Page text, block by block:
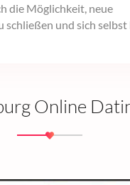
die Möglichkeit, neue
schließen und sich selbst
Online